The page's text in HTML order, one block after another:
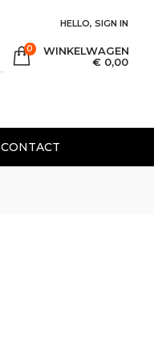
HELLO, SIGN IN
SEARCH WINKELWAGEN
€ 0,00
0
CONTACT